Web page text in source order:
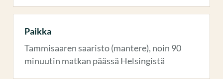
Paikka
Tammisaaren saaristo (mantere), noin 90
minuutin matkan päässä Helsingistä